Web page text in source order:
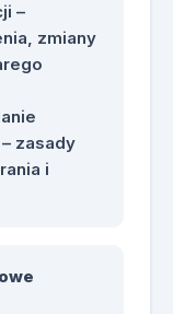
–
zmiany
zasady
i